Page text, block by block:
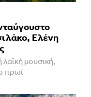
Ελένη
μουσική,
πρωί